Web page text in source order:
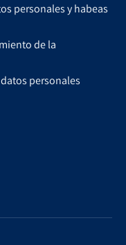
personales y habeas
de la
personales